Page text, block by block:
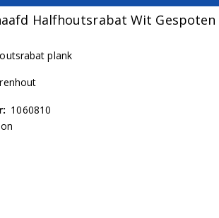
Halfhoutsrabat Wit Gespoten
plank
1060810